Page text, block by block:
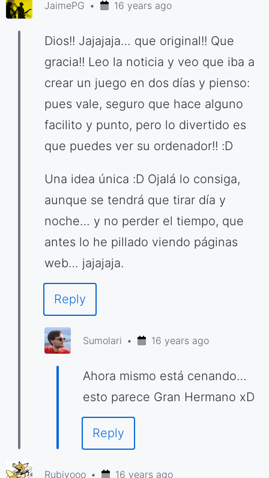
JaimePG 16 years ago
Dios!! Jajajaja… que original!! Que
gracia!! Leo la noticia y veo que iba a
crear un juego en dos días y pienso:
pues vale, seguro que hace alguno
facilito y punto, pero lo divertido es
que puedes ver su ordenador!! :D
Una idea única :D Ojalá lo consiga,
aunque se tendrá que tirar día y
noche… y no perder el tiempo, que
antes lo he pillado viendo páginas
web… jajajaja.
Reply
Sumolari 16 years ago
Ahora mismo está cenando…
esto parece Gran Hermano xD
Reply
Rubiyooo 16 years ago